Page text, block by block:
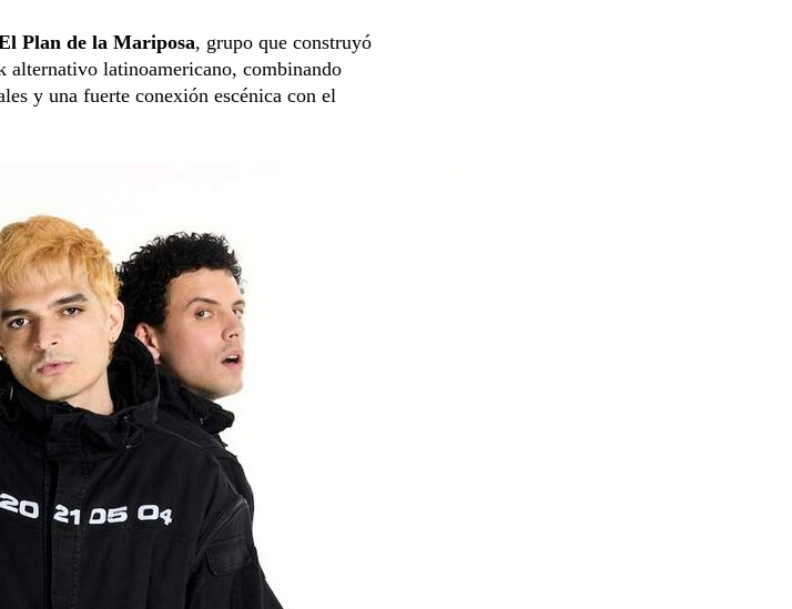
Plan de la Mariposa, grupo que construyó
alternativo latinoamericano, combinando
y una fuerte conexión escénica con el